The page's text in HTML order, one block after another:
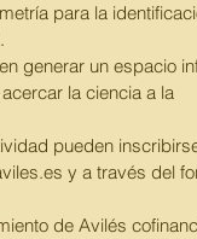
para la
generar un espacio
la ciencia a la
pueden
y a través del
de Avilés